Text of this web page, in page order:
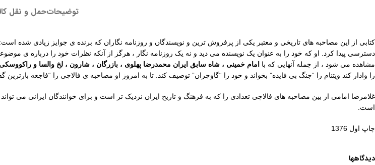
توضیحاتحمل و نقل
کتابی از این مصاحبه های تاریخی و معتبر یکی از پرفروش ترین و نویسندگان و روزنامه نگاران که برنده ی جوایز زیادی شده
دسترسی پیدا کرد. او که خود را به عنوان یک نویسنده می دید و نه یک روزنامه نگار ، هرگز از آنکه نظرات خود را درباره ی
مشاهده می شود ، از جمله آنهایی که با
امام خمینی ، شاه سابق ایران محمدرضا پهلوی ، بازرگان ، شارون ، لخ والسا و راکووسکی
را وادار کند ویتنام را “جنگ بی فایده” بخواند و خود را “گاوچران” توصیف کند. تا به امروز او مصاحبه ی فالاچی را “فاجعه بارترین
غلامرضا امامی از بین مصاحبه های فالاچی تعدادی را که به فرهنگ و تاریخ ایران نزدیک تر است و برای خوانندگان ایرانی می
است.
چاپ اول 1376
دیدگاهها